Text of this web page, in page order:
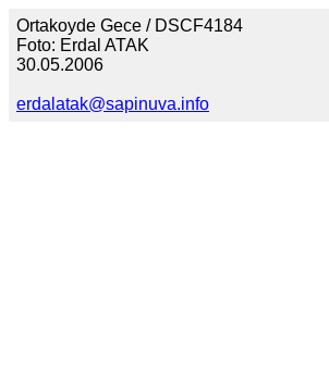
Ortakoyde Gece / DSCF4184
Foto: Erdal ATAK
30.05.2006
erdalatak@sapinuva.info